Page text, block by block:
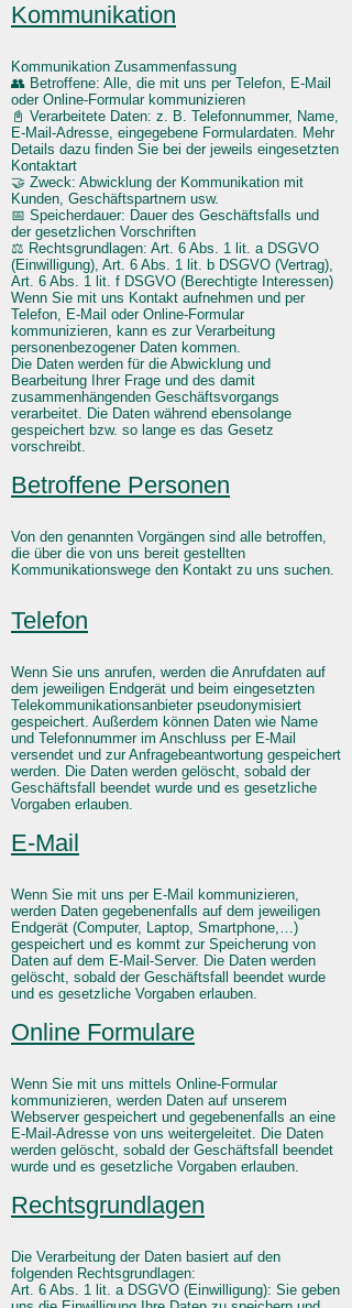
Kommunikation
Kommunikation Zusammenfassung
👥 Betroffene: Alle, die mit uns per Telefon, E-Mail
oder Online-Formular kommunizieren
📓 Verarbeitete Daten: z. B. Telefonnummer, Name,
E-Mail-Adresse, eingegebene Formulardaten. Mehr
Details dazu finden Sie bei der jeweils eingesetzten
Kontaktart
🤝 Zweck: Abwicklung der Kommunikation mit
Kunden, Geschäftspartnern usw.
📅 Speicherdauer: Dauer des Geschäftsfalls und
der gesetzlichen Vorschriften
⚖️ Rechtsgrundlagen: Art. 6 Abs. 1 lit. a DSGVO
(Einwilligung), Art. 6 Abs. 1 lit. b DSGVO (Vertrag),
Art. 6 Abs. 1 lit. f DSGVO (Berechtigte Interessen)
Wenn Sie mit uns Kontakt aufnehmen und per
Telefon, E-Mail oder Online-Formular
kommunizieren, kann es zur Verarbeitung
personenbezogener Daten kommen.
Die Daten werden für die Abwicklung und
Bearbeitung Ihrer Frage und des damit
zusammenhängenden Geschäftsvorgangs
verarbeitet. Die Daten während ebensolange
gespeichert bzw. so lange es das Gesetz
vorschreibt.
Betroffene Personen
Von den genannten Vorgängen sind alle betroffen,
die über die von uns bereit gestellten
Kommunikationswege den Kontakt zu uns suchen.
Telefon
Wenn Sie uns anrufen, werden die Anrufdaten auf
dem jeweiligen Endgerät und beim eingesetzten
Telekommunikationsanbieter pseudonymisiert
gespeichert. Außerdem können Daten wie Name
und Telefonnummer im Anschluss per E-Mail
versendet und zur Anfragebeantwortung gespeichert
werden. Die Daten werden gelöscht, sobald der
Geschäftsfall beendet wurde und es gesetzliche
Vorgaben erlauben.
E-Mail
Wenn Sie mit uns per E-Mail kommunizieren,
werden Daten gegebenenfalls auf dem jeweiligen
Endgerät (Computer, Laptop, Smartphone,…)
gespeichert und es kommt zur Speicherung von
Daten auf dem E-Mail-Server. Die Daten werden
gelöscht, sobald der Geschäftsfall beendet wurde
und es gesetzliche Vorgaben erlauben.
Online Formulare
Wenn Sie mit uns mittels Online-Formular
kommunizieren, werden Daten auf unserem
Webserver gespeichert und gegebenenfalls an eine
E-Mail-Adresse von uns weitergeleitet. Die Daten
werden gelöscht, sobald der Geschäftsfall beendet
wurde und es gesetzliche Vorgaben erlauben.
Rechtsgrundlagen
Die Verarbeitung der Daten basiert auf den
folgenden Rechtsgrundlagen:
Art. 6 Abs. 1 lit. a DSGVO (Einwilligung): Sie geben